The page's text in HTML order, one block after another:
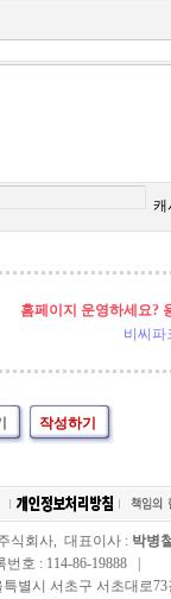
캐
홈페이지 운영하세요?
비씨파
작성하기
식회사, 대표이사 : 박병
번호 : 114-86-19888 |
별시 서초구 서초대로73